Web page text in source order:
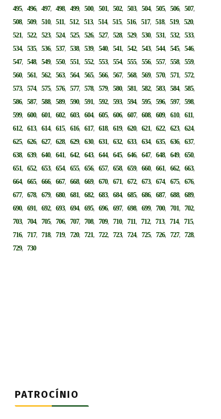
495,496,497,498,499,500,501,502,503,504,505,506,507,
508,509,510,511,512,513,514,515,516,517,518,519,520,
521,522,523,524,525,526,527,528,529,530,531,532,533,
534,535,536,537,538,539,540,541,542,543,544,545,546,
547,548,549,550,551,552,553,554,555,556,557,558,559,
560,561,562,563,564,565,566,567,568,569,570,571,572,
573,574,575,576,577,578,579,580,581,582,583,584,585,
586,587,588,589,590,591,592,593,594,595,596,597,598,
599,600,601,602,603,604,605,606,607,608,609,610,611,
612,613,614,615,616,617,618,619,620,621,622,623,624,
625,626,627,628,629,630,631,632,633,634,635,636,637,
638,639,640,641,642,643,644,645,646,647,648,649,650,
651,652,653,654,655,656,657,658,659,660,661,662,663,
664,665,666,667,668,669,670,671,672,673,674,675,676,
677,678,679,680,681,682,683,684,685,686,687,688,689,
690,691,692,693,694,695,696,697,698,699,700,701,702,
703,704,705,706,707,708,709,710,711,712,713,714,715,
716,717,718,719,720,721,722,723,724,725,726,727,728,
729,730
PATROCÍNIO